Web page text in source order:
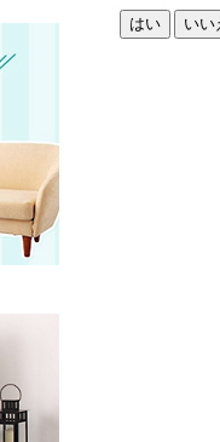
はい いい